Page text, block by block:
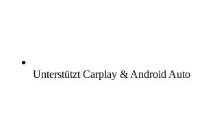
Unterstützt Carplay & Android Auto